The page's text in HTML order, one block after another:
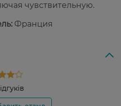
чувствительную.
Франция